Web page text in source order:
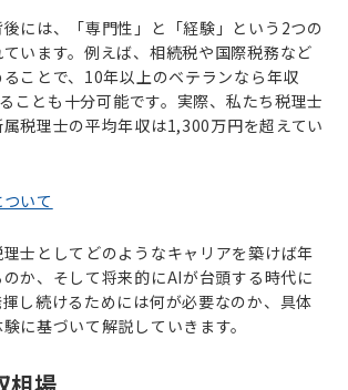
には、「専門性」と「経験」という2つの
います。例えば、相続税や国際税務など
ことで、10年以上のベテランなら年収
ことも十分可能です。実際、私たち税理士
税理士の平均年収は1,300万円を超えてい
いて
士としてどのようなキャリアを築けば年
か、そして将来的にAIが台頭する時代に
し続けるためには何が必要なのか、具体
に基づいて解説していきます。